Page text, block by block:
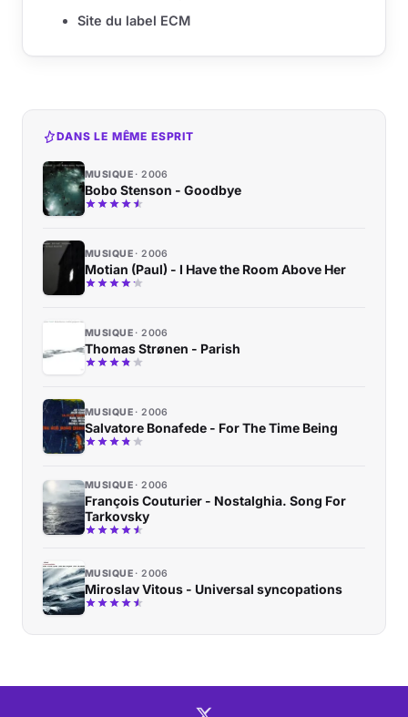
Site du label ECM
DANS LE MÊME ESPRIT
MUSIQUE 2006
Bobo Stenson - Goodbye
MUSIQUE 2006
Motian (Paul) - I Have the Room Above Her
MUSIQUE 2006
Thomas Strønen - Parish
MUSIQUE 2006
Salvatore Bonafede - For The Time Being
MUSIQUE 2006
François Couturier - Nostalghia. Song For
Tarkovsky
MUSIQUE 2006
Miroslav Vitous - Universal syncopations